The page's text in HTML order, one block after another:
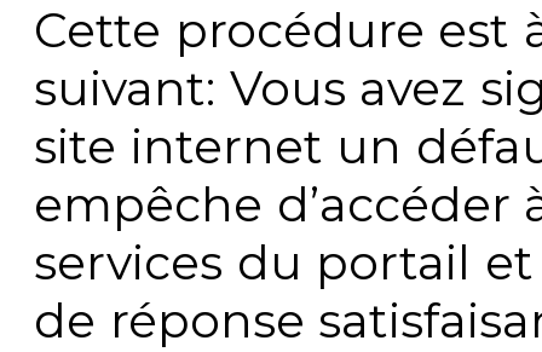
Cette procédure est
suivant: Vous avez
site internet un
empêche
services du portail
de réponse